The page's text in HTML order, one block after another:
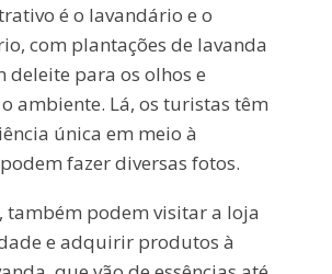
é o lavandário e o
com plantações de lavanda
deleite para os olhos e
ambiente. Lá, os turistas têm
única em meio à
fazer diversas fotos.
também podem visitar a loja
e adquirir produtos à